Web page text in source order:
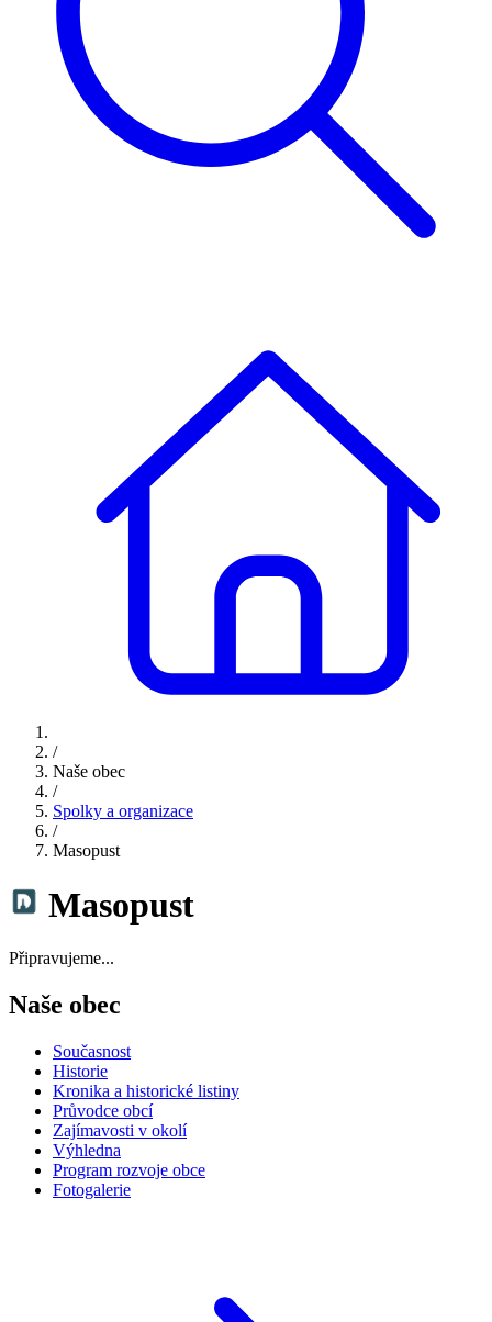
/
Naše obec
/
Spolky a organizace
/
Masopust
Masopust
Připravujeme...
Naše obec
Současnost
Historie
Kronika a historické listiny
Průvodce obcí
Zajímavosti v okolí
Výhledna
Program rozvoje obce
Fotogalerie